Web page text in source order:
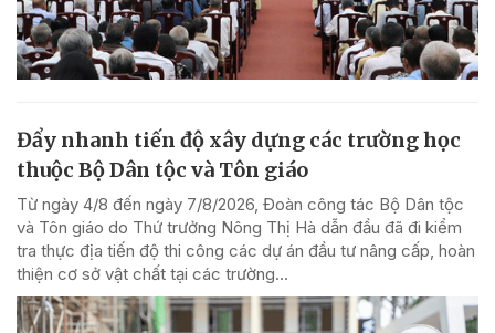
Đẩy nhanh tiến độ xây dựng các trường học
thuộc Bộ Dân tộc và Tôn giáo
Từ ngày 4/8 đến ngày 7/8/2026, Đoàn công tác Bộ Dân tộc
và Tôn giáo do Thứ trưởng Nông Thị Hà dẫn đầu đã đi kiểm
tra thực địa tiến độ thi công các dự án đầu tư nâng cấp, hoàn
thiện cơ sở vật chất tại các trường...